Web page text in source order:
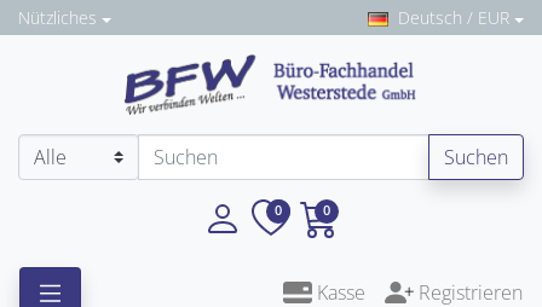
Nützliches Deutsch / EUR
Suchen
0 0
Kasse Registrieren